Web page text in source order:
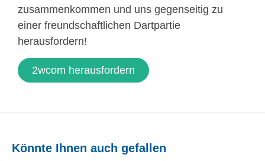
zusammenkommen und uns gegenseitig zu
einer freundschaftlichen Dartpartie
herausfordern!
2wcom herausfordern
Könnte Ihnen auch gefallen